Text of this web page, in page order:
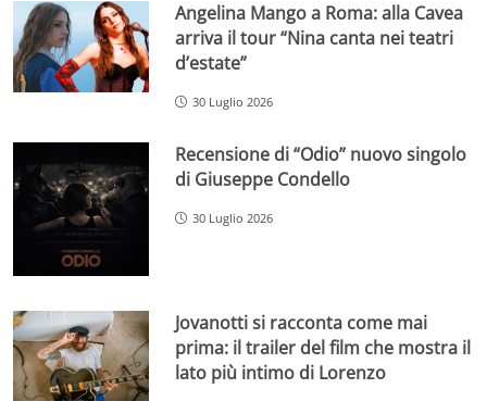
Angelina Mango a Roma: alla Cavea
arriva il tour “Nina canta nei teatri
d’estate”
30 Luglio 2026
Recensione di “Odio” nuovo singolo
di Giuseppe Condello
30 Luglio 2026
Jovanotti si racconta come mai
prima: il trailer del film che mostra il
lato più intimo di Lorenzo